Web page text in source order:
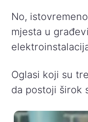
No,
mjesta u
Oglasi koji su
da postoji širok